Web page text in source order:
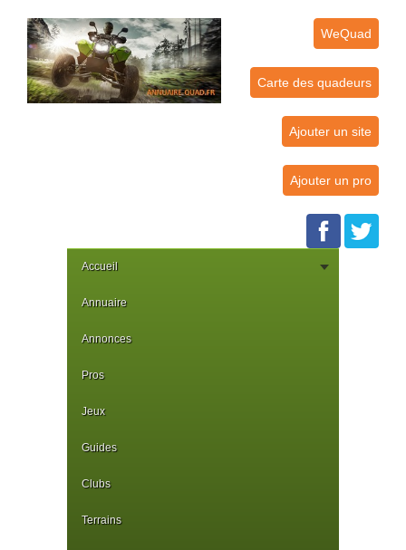
WeQuad
Carte des quadeurs
Ajouter un site
Ajouter un pro
Accueil
Annuaire
Annonces
Pros
Jeux
Guides
Clubs
Terrains